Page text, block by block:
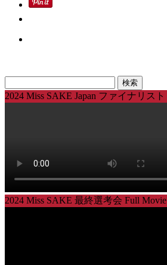
索:
2024 Miss SAKE Japan ファイナリスト
2024 Miss SAKE 最終選考会 Full Movie